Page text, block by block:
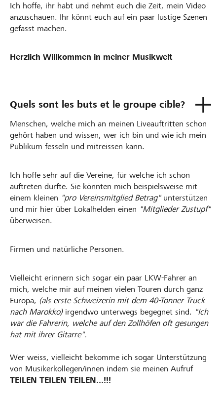
Ich hoffe, ihr habt und nehmt euch die Zeit, mein Video
anzuschauen. Ihr könnt euch auf ein paar lustige Szenen
gefasst machen.
Herzlich Willkommen in meiner Musikwelt
Quels sont les buts et le groupe cible?
Menschen, welche mich an meinen Liveauftritten schon
gehört haben und wissen, wer ich bin und wie ich mein
Publikum fesseln und mitreissen kann.
Ich hoffe sehr auf die Vereine, für welche ich schon
auftreten durfte. Sie könnten mich beispielsweise mit
einem kleinen "pro Vereinsmitglied Betrag"unterstützen
und mir hier über Lokalhelden einen "Mitglieder Zustupf"
überweisen.
Firmen und natürliche Personen.
Vielleicht erinnern sich sogar ein paar LKW-Fahrer an
mich, welche mir auf meinen vielen Touren durch ganz
Europa, (als erste Schweizerin mit dem 40-Tonner Truck
nach Marokko)irgendwo unterwegs begegnet sind. "Ich
war die Fahrerin, welche auf den Zollhöfen oft gesungen
hat mit ihrer Gitarre".
Wer weiss, vielleicht bekomme ich sogar Unterstützung
von Musikerkollegen/innen indem sie meinen Aufruf
TEILEN TEILEN TEILEN...!!!